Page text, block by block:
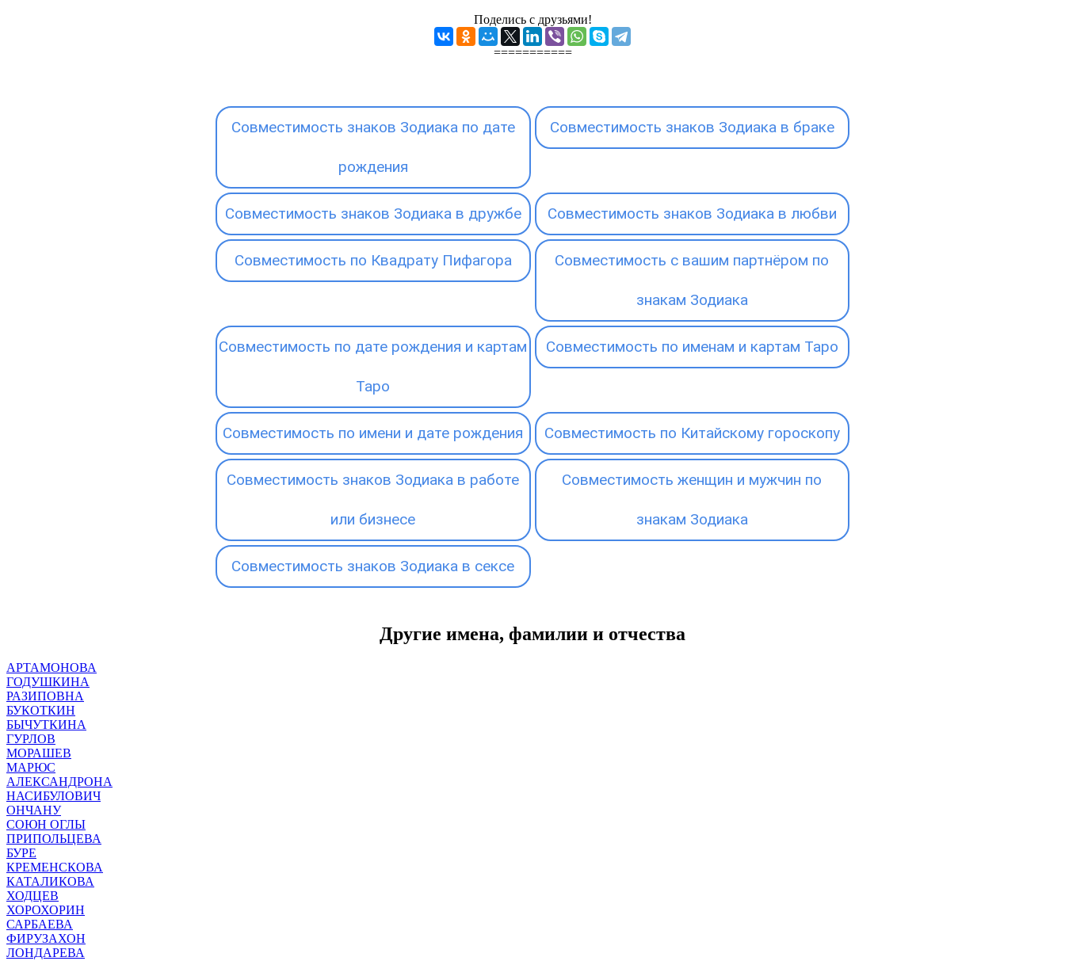
Поделись с друзьями!
===========
Совместимость знаков Зодиака по дате
рождения
Совместимость знаков Зодиака в браке
Совместимость знаков Зодиака в дружбе Совместимость знаков Зодиака в любви
Совместимость по Квадрату Пифагора Совместимость с вашим партнёром по
знакам Зодиака
Совместимость по дате рождения и картам
Таро
Совместимость по именам и картам Таро
Совместимость по имени и дате рождения Совместимость по Китайскому гороскопу
Совместимость знаков Зодиака в работе
или бизнесе
Совместимость женщин и мужчин по
знакам Зодиака
Совместимость знаков Зодиака в сексе
Другие имена, фамилии и отчества
АРТАМОНОВА
ГОДУШКИНА
РАЗИПОВНА
БУКОТКИН
БЫЧУТКИНА
ГУРЛОВ
МОРАШЕВ
МАРЮС
АЛЕКСАНДРОНА
НАСИБУЛОВИЧ
ОНЧАНУ
СОЮН ОГЛЫ
ПРИПОЛЬЦЕВА
БУРЕ
КРЕМЕНСКОВА
КАТАЛИКОВА
ХОДЦЕВ
ХОРОХОРИН
САРБАЕВА
ФИРУЗАХОН
ЛОНДАРЕВА